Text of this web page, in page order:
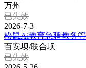
万州
已失效
2026-7-3
松鼠Ai教育急聘教务
百安坝/联合坝
已失效